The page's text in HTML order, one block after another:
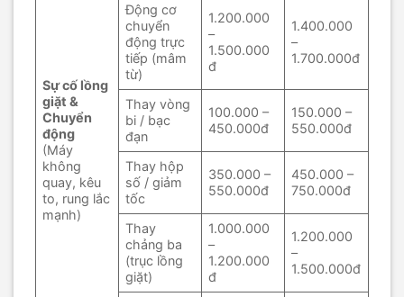
Sự cố lồng
giặt &
Chuyển
động
(Máy
không
quay, kêu
to, rung lắc
mạnh)
Động cơ
chuyển
động trực
tiếp (mâm
từ)
1.200.000
–
1.500.000
đ
1.400.000
–
1.700.000đ
Thay vòng
bi / bạc
đạn
100.000 –
450.000đ
150.000 –
550.000đ
Thay hộp
số / giảm
tốc
350.000 –
550.000đ
450.000 –
750.000đ
Thay
chảng ba
(trục lồng
giặt)
1.000.000
–
1.200.000
đ
1.200.000
–
1.500.000đ